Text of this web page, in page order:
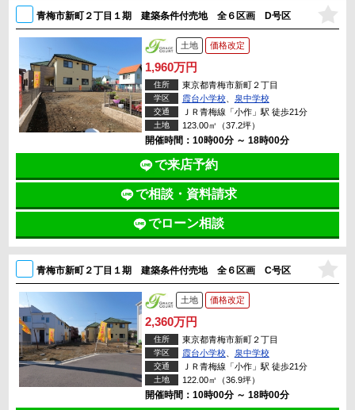
青梅市新町２丁目１期 建築条件付売地 全６区画 D号区
土地 価格改定
1,960万円
住所 東京都青梅市新町２丁目
学区 霞台小学校、 泉中学校
交通 ＪＲ青梅線「小作」駅 徒歩21分
土地 123.00㎡（37.2坪）
開催時間：10時00分 ～ 18時00分
で来店予約
で相談・資料請求
でローン相談
青梅市新町２丁目１期 建築条件付売地 全６区画 C号区
土地 価格改定
2,360万円
住所 東京都青梅市新町２丁目
学区 霞台小学校、 泉中学校
交通 ＪＲ青梅線「小作」駅 徒歩21分
土地 122.00㎡（36.9坪）
開催時間：10時00分 ～ 18時00分